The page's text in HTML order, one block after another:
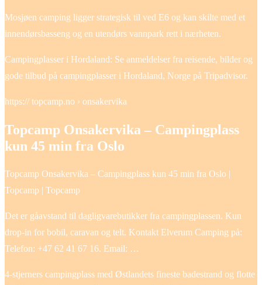
Mosjøen camping ligger strategisk til ved E6 og kan skilte med et
innendørsbasseng og en utendørs vannpark rett i nærheten.
Campingplasser i Hordaland: Se anmeldelser fra reisende, bilder og
gode tilbud på campingplasser i Hordaland, Norge på Tripadvisor.
https:// topcamp.no › onsakervika
Topcamp Onsakervika – Campingplass
kun 45 min fra Oslo
Topcamp Onsakervika – Campingplass kun 45 min fra Oslo |
Topcamp | Topcamp
Det er gåavstand til dagligvarebutikker fra campingplassen. Kun
drop-in for bobil, caravan og telt. Kontakt Elverum Camping på:
Telefon: +47 62 41 67 16. Email: …
4-stjerners campingplass med Østlandets fineste badestrand og flotte